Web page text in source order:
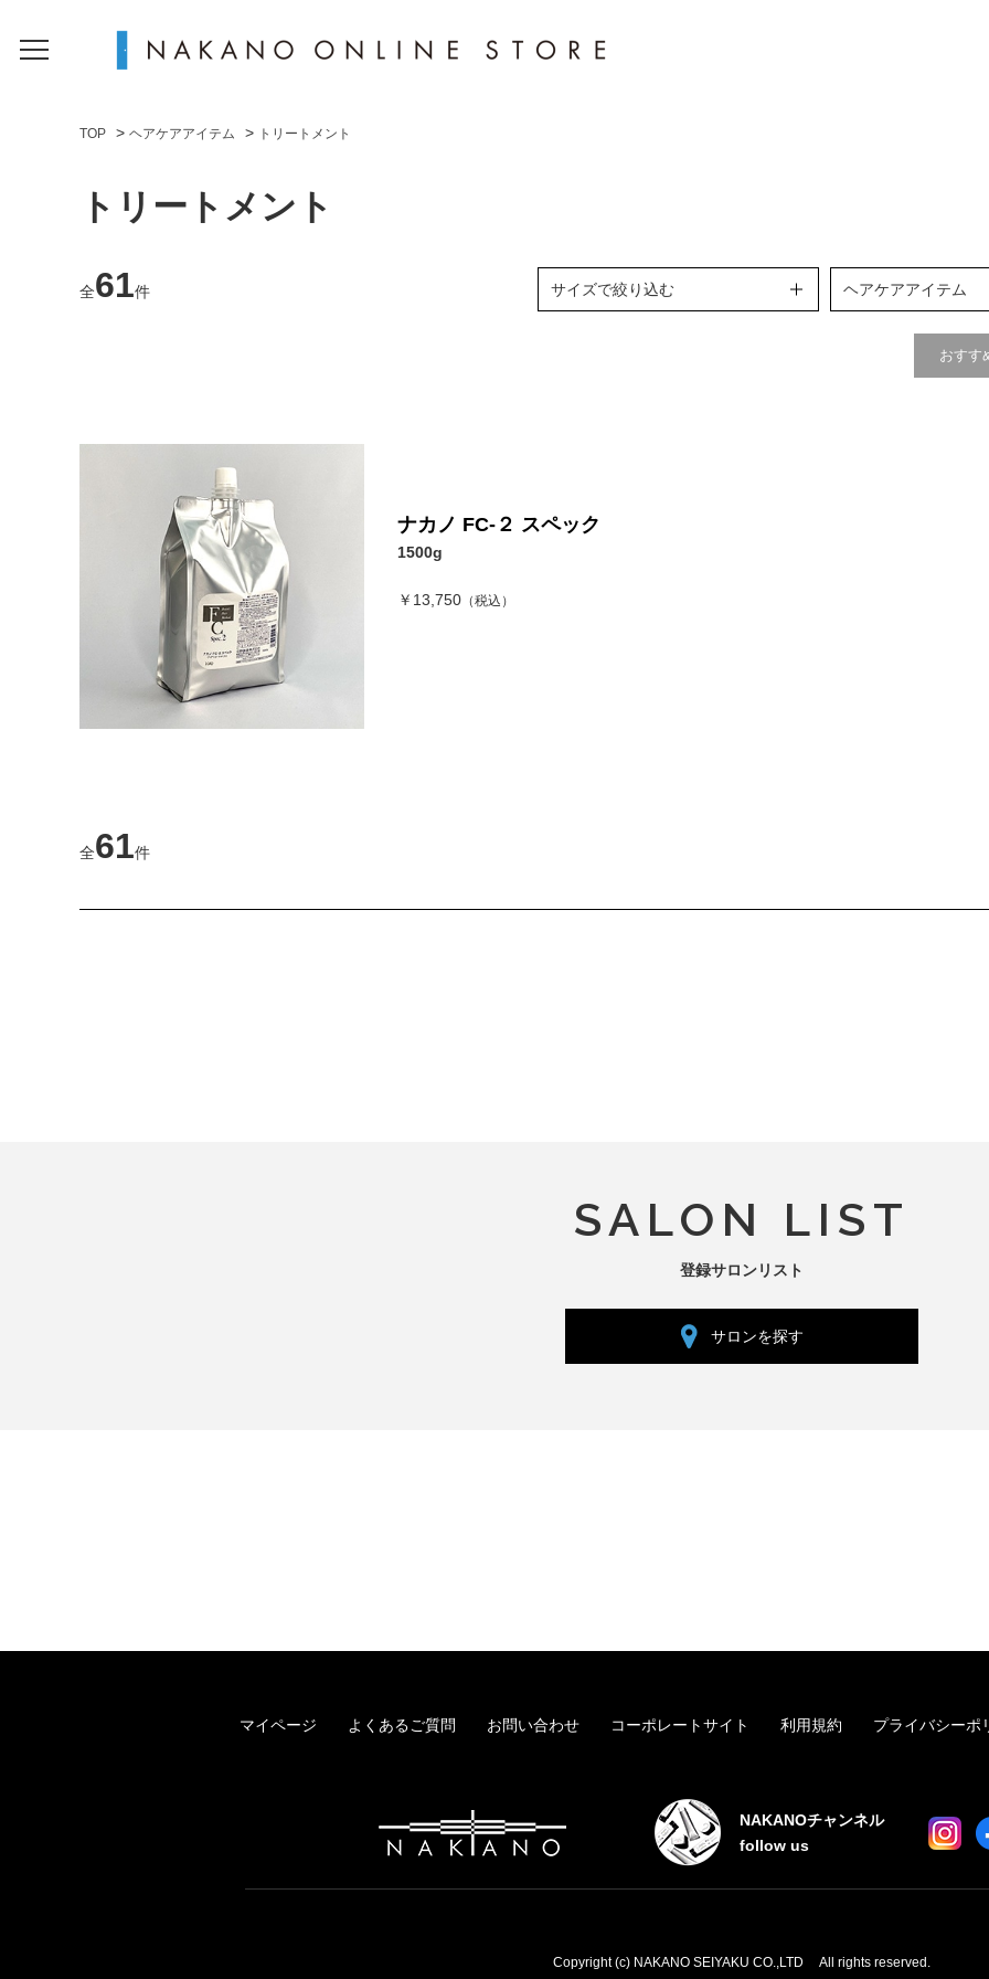
TOP > ヘアケアアイテム > トリートメント
トリートメント
全61件 サイズで絞り込む ヘアケアアイテム
おすす
ナカノ FC-２ スペック
1500g
￥13,750 （税込）
全61件
SALON LIST
登録サロンリスト
サロンを探す
マイページ よくあるご質問 お問い合わせ コーポレートサイト 利用規約 プライバシーポ
NAKANOチャンネル
follow us
Copyright (c) NAKANO SEIYAKU CO.,LTD All rights reserved.